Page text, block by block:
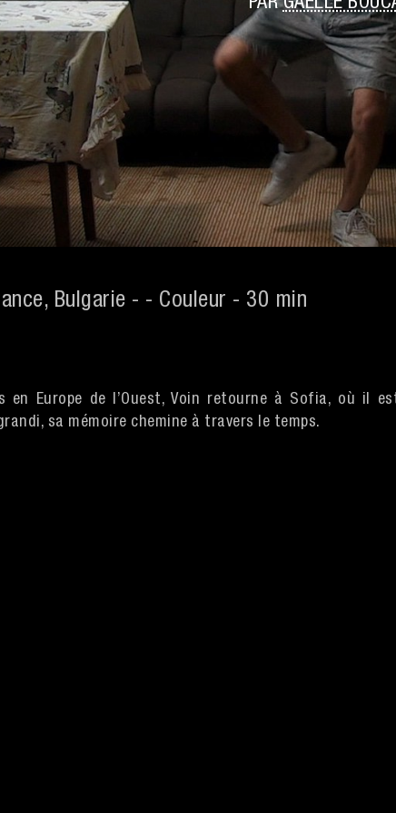
Bulgarie - - Couleur - 30 min
en Europe de l’Ouest, Voin retourne à Sofia, où il
sa mémoire chemine à travers le temps.